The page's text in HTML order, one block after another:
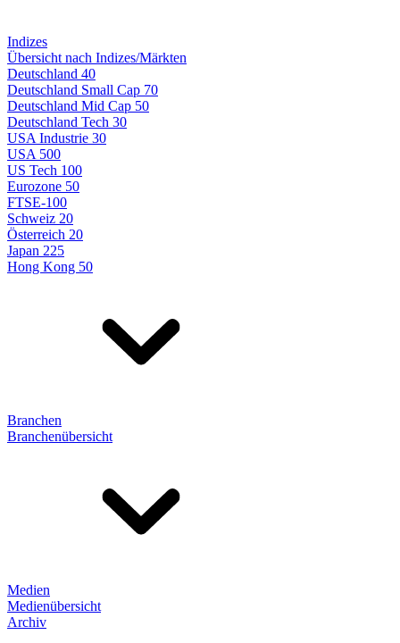
Indizes
Übersicht nach Indizes/Märkten
Deutschland 40
Deutschland Small Cap 70
Deutschland Mid Cap 50
Deutschland Tech 30
USA Industrie 30
USA 500
US Tech 100
Eurozone 50
FTSE-100
Schweiz 20
Österreich 20
Japan 225
Hong Kong 50
Branchen
Branchenübersicht
Medien
Medienübersicht
Archiv